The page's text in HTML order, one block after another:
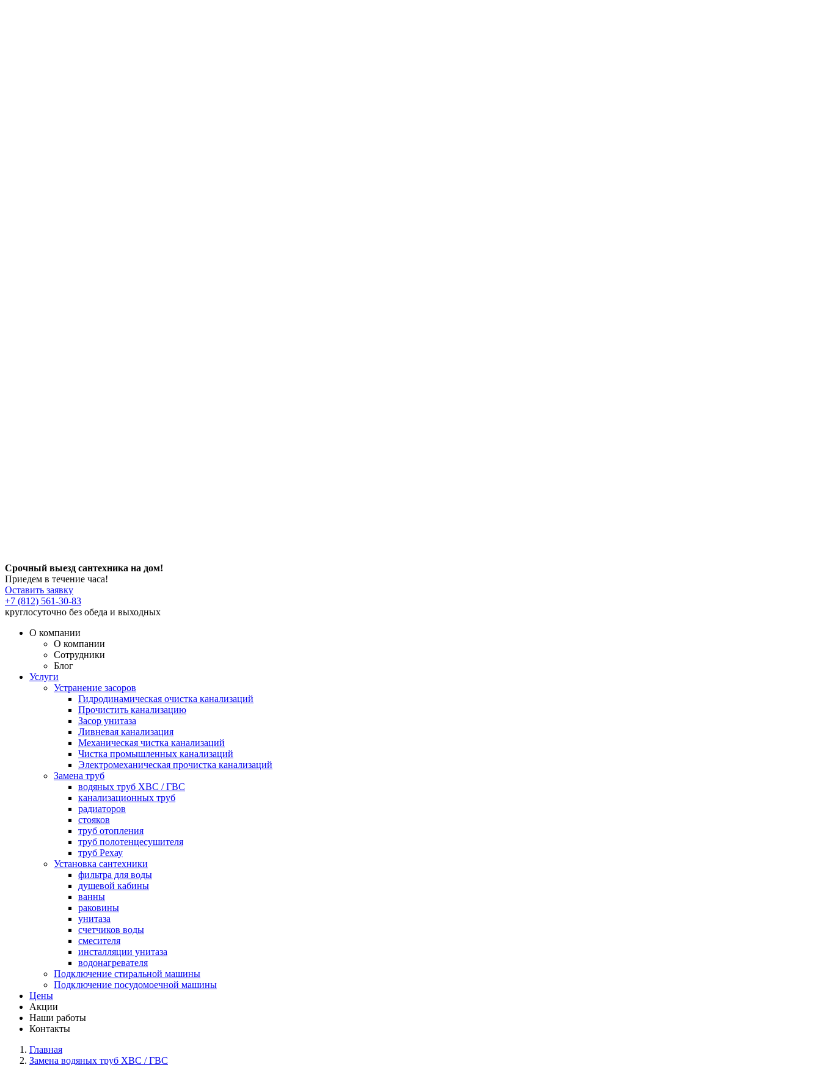
Срочный выезд сантехника на дом!
Приедем в течение часа!
Оставить заявку
+7 (812) 561-30-83
круглосуточно без обеда и выходных
О компании
О компании
Сотрудники
Блог
Услуги
Устранение засоров
Гидродинамическая очистка канализаций
Прочистить канализацию
Засор унитаза
Ливневая канализация
Механическая чистка канализаций
Чистка промышленных канализаций
Электромеханическая прочистка канализаций
Замена труб
водяных труб ХВС / ГВС
канализационных труб
радиаторов
стояков
труб отопления
труб полотенцесушителя
труб Рехау
Установка сантехники
фильтра для воды
душевой кабины
ванны
раковины
унитаза
счетчиков воды
смесителя
инсталляции унитаза
водонагревателя
Подключение стиральной машины
Подключение посудомоечной машины
Цены
Акции
Наши работы
Контакты
Главная
Замена водяных труб ХВС / ГВС